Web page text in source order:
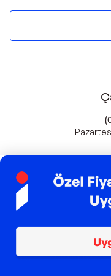
Popüler Markalar
Farmasi
Fashcolle